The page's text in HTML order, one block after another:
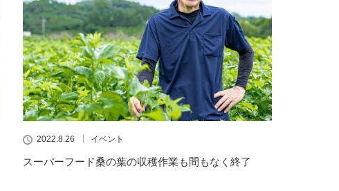
2022.8.26 イベント
スーパーフード桑の葉の収穫作業も間もなく終了